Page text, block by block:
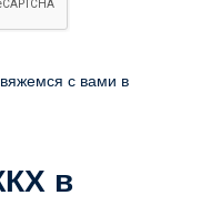
с вами в
в